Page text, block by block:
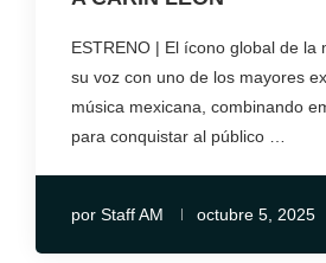
ESTRENO | El ícono global de la
su voz con uno de los mayores
música mexicana, combinando
para conquistar al público …
por Staff AM octubre 5, 2025